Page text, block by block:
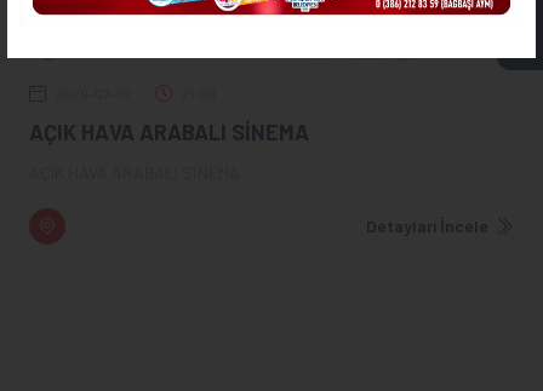
AÇIK HAVA ARABALI SİNEMA
Detayları İncele